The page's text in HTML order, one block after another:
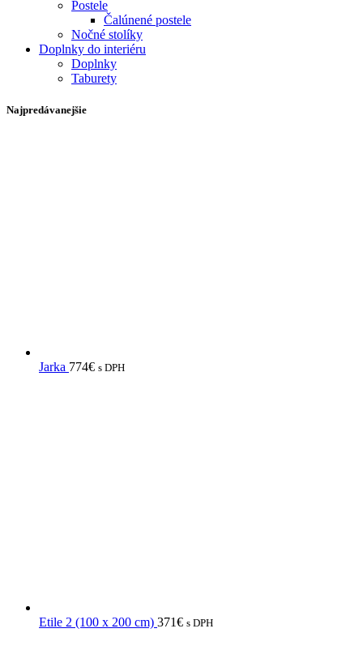
Postele
Čalúnené postele
Nočné stolíky
Doplnky do interiéru
Doplnky
Taburety
Najpredávanejšie
Jarka 774€ s DPH
Etile 2 (100 x 200 cm) 371€ s DPH